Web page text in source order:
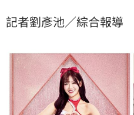
記者劉彥池／綜合報導